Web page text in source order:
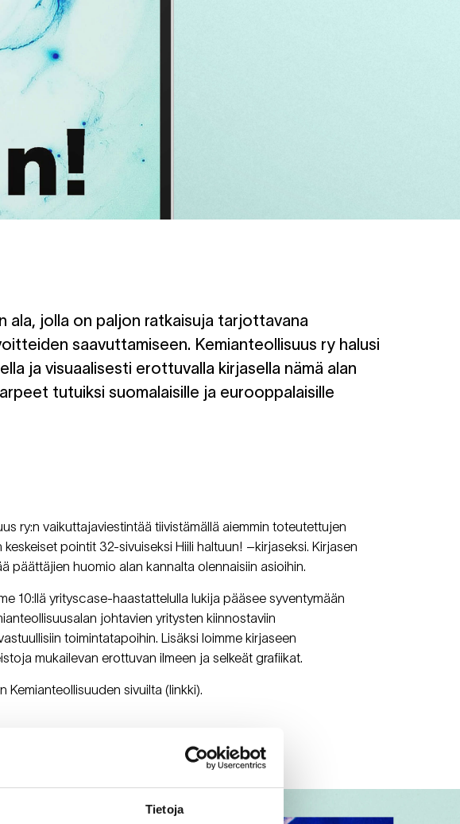
Tietoja
ala, jolla on paljon ratkaisuja tarjottavana
saavuttamiseen. Kemianteollisuus ry halusi
ja visuaalisesti erottuvalla kirjasella nämä alan
tutuiksi suomalaisille ja eurooppalaisille
ry:n vaikuttajaviestintää tiivistämällä aiemmin toteutettujen
pointit 32-sivuiseksi Hiili haltuun! –kirjaseksi. Kirjasen
päättäjien huomio alan kannalta olennaisiin asioihin.
10:llä yrityscase-haastattelulla lukija pääsee syventymään
johtavien yritysten kiinnostaviin
toimintatapoihin. Lisäksi loimme kirjaseen
mukailevan erottuvan ilmeen ja selkeät grafiikat.
Kemianteollisuuden sivuilta (linkki).